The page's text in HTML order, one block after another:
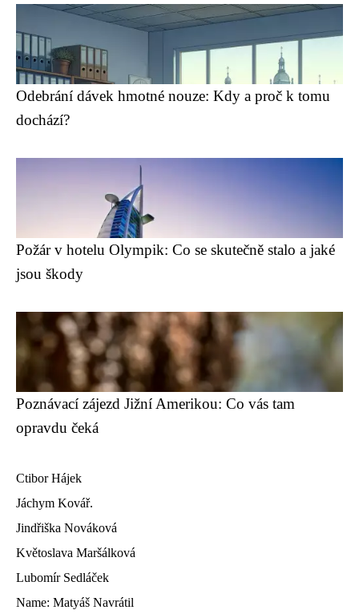
Odebrání dávek hmotné nouze: Kdy a proč k tomu
dochází?
Požár v hotelu Olympik: Co se skutečně stalo a jaké
jsou škody
Poznávací zájezd Jižní Amerikou: Co vás tam
opravdu čeká
Ctibor Hájek
Jáchym Kovář.
Jindřiška Nováková
Květoslava Maršálková
Lubomír Sedláček
Name: Matyáš Navrátil